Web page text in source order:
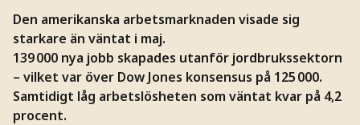
Den amerikanska arbetsmarknaden visade sig
starkare än väntat i maj.
139 000 nya jobb skapades utanför jordbrukssektorn
– vilket var över Dow Jones konsensus på 125 000.
Samtidigt låg arbetslösheten som väntat kvar på 4,2
procent.